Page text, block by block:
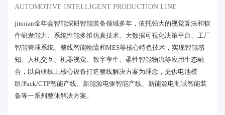
AUTOMOTIVE INTELLIGENT PRODUCTION LINE
jinnian金年会智能深耕智能装备领域多年，依托强大的视觉算法和软
件研发能力、系统性能多维仿真技术、大数据可视化决策平台、工厂
智能管理系统、整线智能物流和MES等核心特色技术，实现智能感
知、人机交互、机器视觉、数字孪生、柔性智能物流等应用生态融
合，以自研线上核心设备打造整线解决方案为理念，提供电池模
组/Pack/CTP智能产线、新能源电驱智能产线、新能源电测试智能装
备等一系列整体解决方案。